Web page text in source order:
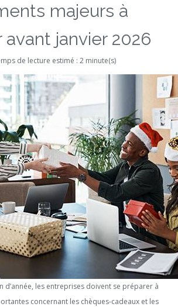
majeurs à
avant janvier 2026
de lecture estimé : 2 minute(s)
d’année, les entreprises doivent se préparer à
concernant les chèques-cadeaux et les